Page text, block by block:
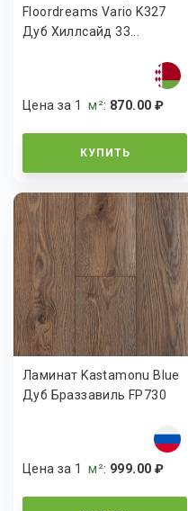
Floordreams Vario K327
Дуб Хиллсайд 33...
Цена за 1м²: 870.00 ₽
КУПИТЬ
Ламинат Kastamonu Blue
Дуб Браззавиль FP730
Цена за 1м²: 999.00 ₽